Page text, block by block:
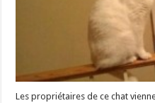
Les propriétaires de ce chat